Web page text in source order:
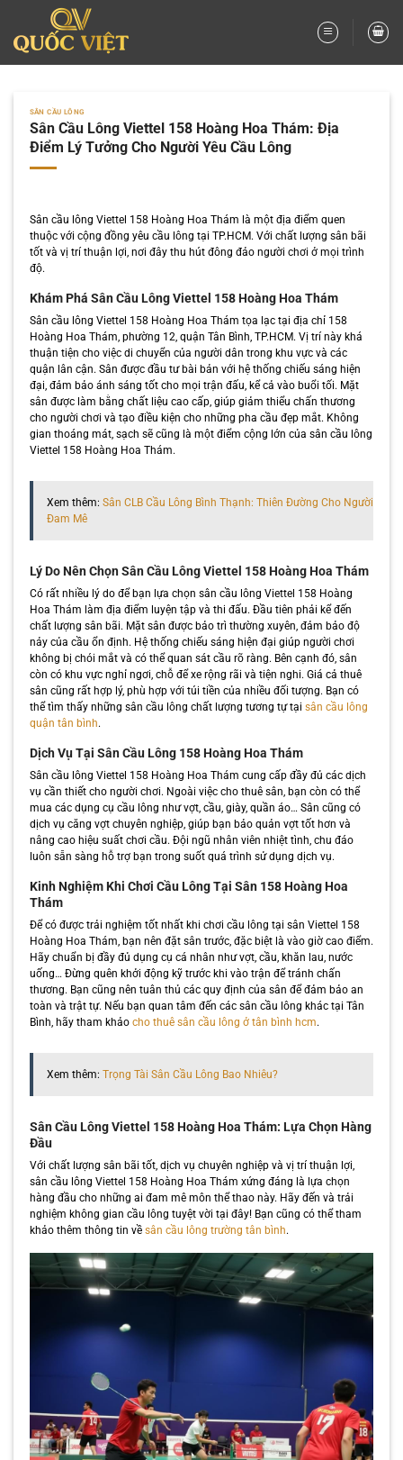
nội
dung
SÂN CẦU LÔNG
Sân Cầu Lông Viettel 158 Hoàng Hoa Thám: Địa
Điểm Lý Tưởng Cho Người Yêu Cầu Lông
Sân cầu lông Viettel 158 Hoàng Hoa Thám là một địa điểm quen
thuộc với cộng đồng yêu cầu lông tại TP.HCM. Với chất lượng sân bãi
tốt và vị trí thuận lợi, nơi đây thu hút đông đảo người chơi ở mọi trình
độ.
Khám Phá Sân Cầu Lông Viettel 158 Hoàng Hoa Thám
Sân cầu lông Viettel 158 Hoàng Hoa Thám tọa lạc tại địa chỉ 158
Hoàng Hoa Thám, phường 12, quận Tân Bình, TP.HCM. Vị trí này khá
thuận tiện cho việc di chuyển của người dân trong khu vực và các
quận lân cận. Sân được đầu tư bài bản với hệ thống chiếu sáng hiện
đại, đảm bảo ánh sáng tốt cho mọi trận đấu, kể cả vào buổi tối. Mặt
sân được làm bằng chất liệu cao cấp, giúp giảm thiểu chấn thương
cho người chơi và tạo điều kiện cho những pha cầu đẹp mắt. Không
gian thoáng mát, sạch sẽ cũng là một điểm cộng lớn của sân cầu lông
Viettel 158 Hoàng Hoa Thám.
Xem thêm: Sân CLB Cầu Lông Bình Thạnh: Thiên Đường Cho Người
Đam Mê
Lý Do Nên Chọn Sân Cầu Lông Viettel 158 Hoàng Hoa Thám
Có rất nhiều lý do để bạn lựa chọn sân cầu lông Viettel 158 Hoàng
Hoa Thám làm địa điểm luyện tập và thi đấu. Đầu tiên phải kể đến
chất lượng sân bãi. Mặt sân được bảo trì thường xuyên, đảm bảo độ
nảy của cầu ổn định. Hệ thống chiếu sáng hiện đại giúp người chơi
không bị chói mắt và có thể quan sát cầu rõ ràng. Bên cạnh đó, sân
còn có khu vực nghỉ ngơi, chỗ để xe rộng rãi và tiện nghi. Giá cả thuê
sân cũng rất hợp lý, phù hợp với túi tiền của nhiều đối tượng. Bạn có
thể tìm thấy những sân cầu lông chất lượng tương tự tại sân cầu lông
quận tân bình.
Dịch Vụ Tại Sân Cầu Lông 158 Hoàng Hoa Thám
Sân cầu lông Viettel 158 Hoàng Hoa Thám cung cấp đầy đủ các dịch
vụ cần thiết cho người chơi. Ngoài việc cho thuê sân, bạn còn có thể
mua các dụng cụ cầu lông như vợt, cầu, giày, quần áo… Sân cũng có
dịch vụ căng vợt chuyên nghiệp, giúp bạn bảo quản vợt tốt hơn và
nâng cao hiệu suất chơi cầu. Đội ngũ nhân viên nhiệt tình, chu đáo
luôn sẵn sàng hỗ trợ bạn trong suốt quá trình sử dụng dịch vụ.
Kinh Nghiệm Khi Chơi Cầu Lông Tại Sân 158 Hoàng Hoa
Thám
Để có được trải nghiệm tốt nhất khi chơi cầu lông tại sân Viettel 158
Hoàng Hoa Thám, bạn nên đặt sân trước, đặc biệt là vào giờ cao điểm.
Hãy chuẩn bị đầy đủ dụng cụ cá nhân như vợt, cầu, khăn lau, nước
uống… Đừng quên khởi động kỹ trước khi vào trận để tránh chấn
thương. Bạn cũng nên tuân thủ các quy định của sân để đảm bảo an
toàn và trật tự. Nếu bạn quan tâm đến các sân cầu lông khác tại Tân
Bình, hãy tham khảo cho thuê sân cầu lông ở tân bình hcm.
Xem thêm: Trọng Tài Sân Cầu Lông Bao Nhiêu?
Sân Cầu Lông Viettel 158 Hoàng Hoa Thám: Lựa Chọn Hàng
Đầu
Với chất lượng sân bãi tốt, dịch vụ chuyên nghiệp và vị trí thuận lợi,
sân cầu lông Viettel 158 Hoàng Hoa Thám xứng đáng là lựa chọn
hàng đầu cho những ai đam mê môn thể thao này. Hãy đến và trải
nghiệm không gian cầu lông tuyệt vời tại đây! Bạn cũng có thể tham
khảo thêm thông tin về sân cầu lông trường tân bình.